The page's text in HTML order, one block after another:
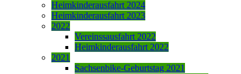
Heimkinderausfahrt 2024
Heimkinderausfahrt 2023
2022
Vereinssausfahrt 2022
Heimkinderausfahrt 2022
2021
Sachsenbike-Geburtstag 2021